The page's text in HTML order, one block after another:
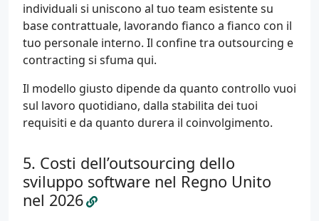
individuali si uniscono al tuo team esistente su
base contrattuale, lavorando fianco a fianco con il
tuo personale interno. Il confine tra outsourcing e
contracting si sfuma qui.
Il modello giusto dipende da quanto controllo vuoi
sul lavoro quotidiano, dalla stabilita dei tuoi
requisiti e da quanto durera il coinvolgimento.
Costi dell’outsourcing dello
sviluppo software nel Regno Unito
nel 2026